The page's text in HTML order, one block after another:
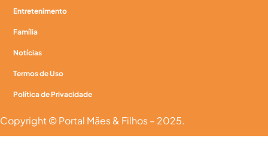
Entretenimento
Família
Notícias
Termos de Uso
Política de Privacidade
Copyright © Portal Mães & Filhos – 2025.